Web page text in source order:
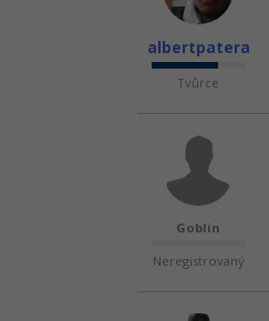
albertpatera
Tvůrce
Goblin
Neregistrovaný